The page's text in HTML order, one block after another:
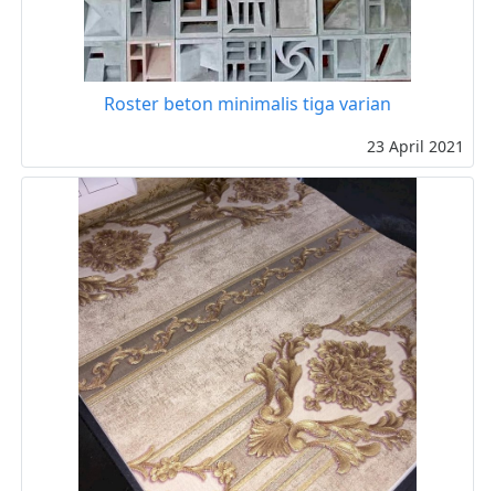
Roster beton minimalis tiga varian
23 April 2021